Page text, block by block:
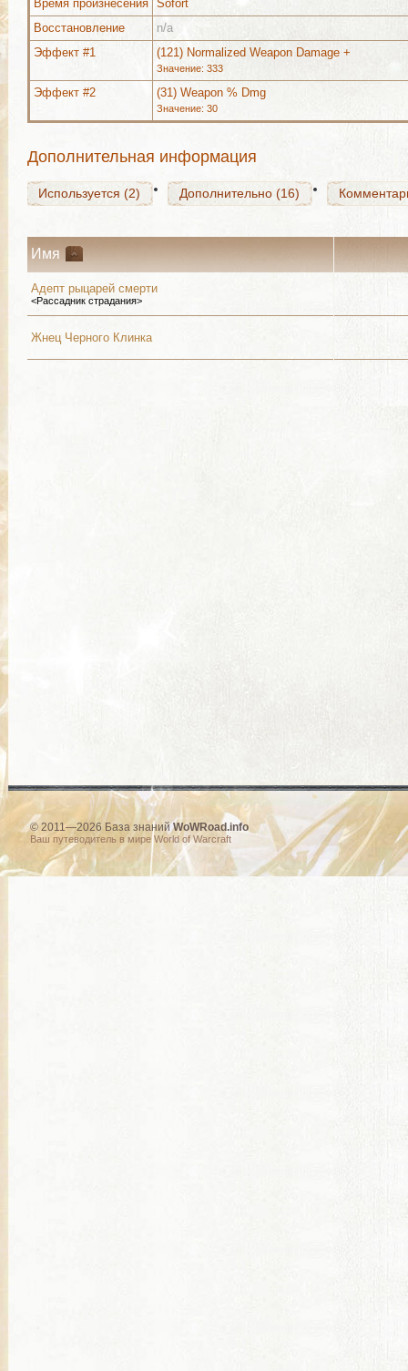
Время произнесения Sofort
Восстановление
n/a
Эффект #1
(121) Normalized Weapon Damage +
Значение: 333
Эффект #2 (31) Weapon % Dmg
Значение: 30
Дополнительная информация
Используется (2) Дополнительно (16)
Используется (2) Дополнительно (16)
Используется (2) Дополнительно (16)
Имя
Адепт рыцарей смерти
<Рассадник страдания>
Жнец Черного Клинка
© 2011—2026 База знанийWoWRoad.info
Ваш путеводитель в мире World of Warcraft